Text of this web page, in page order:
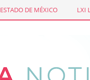
ESTADO DE MÉXICO LXI